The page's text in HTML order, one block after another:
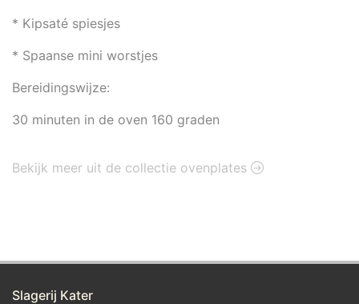
* Kipsaté spiesjes
* Spaanse mini worstjes
Bereidingswijze:
30 minuten in de oven 160 graden
Bekijk meer uit de collectie ovenplates
Slagerij Kater